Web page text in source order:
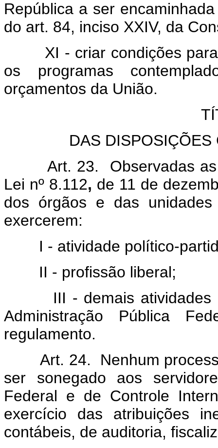
República a ser
do art. 84, inciso XXIV, da
XI - criar condições para
os programas
orçamentos da União.
DAS
Art. 23. Observadas as
Lei nº 8.112, de 11 de
dos órgãos e das
exercerem:
I - atividade político-
II - profissão liberal;
III - demais atividades
Administração Pública
regulamento.
Art. 24. Nenhum
ser sonegado aos
Federal e de Controle
exercício das atribuições
contábeis, de auditoria,